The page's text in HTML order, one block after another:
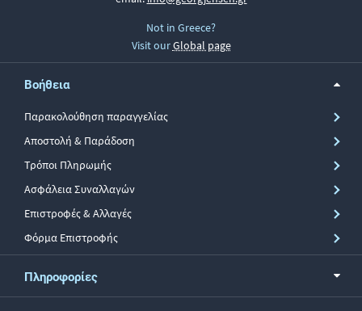
Not in Greece?
Visit ourGlobal page
Βοήθεια
Παρακολούθηση παραγγελίας
Αποστολή & Παράδοση
Τρόποι Πληρωμής
Ασφάλεια Συναλλαγών
Επιστροφές & Αλλαγές
Φόρμα Επιστροφής
Πληροφορίες